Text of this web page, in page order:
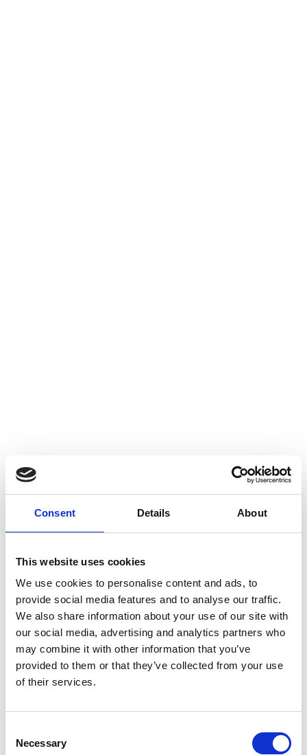
Consent Details About
This website uses cookies
We use cookies to personalise content and ads, to
provide social media features and to analyse our traffic.
We also share information about your use of our site with
our social media, advertising and analytics partners who
may combine it with other information that you’ve
provided to them or that they’ve collected from your use
of their services.
Selection
Necessary